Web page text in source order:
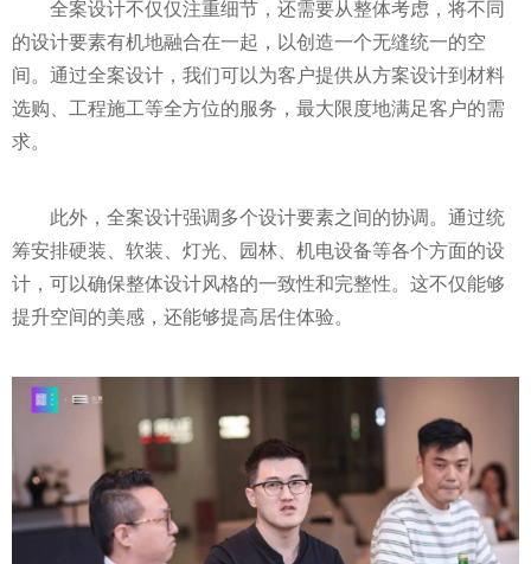
全案设计不仅仅注重细节，还需要从整体考虑，将不同
的设计要素有机地融合在一起，以创造一个无缝统一的空
间。通过全案设计，我们可以为客户提供从方案设计到材料
选购、工程施工等全方位的服务，最大限度地满足客户的需
求。
此外，全案设计强调多个设计要素之间的协调。通过统
筹安排硬装、软装、灯光、园林、机电设备等各个方面的设
计，可以确保整体设计风格的一致性和完整性。这不仅能够
提升空间的美感，还能够提高居住体验。